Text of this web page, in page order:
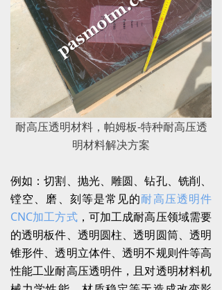
耐高压透明材料，帕姆板-特种耐高压透
明材料解决方案
例如：切割、抛光、雕圆、钻孔、铣削、
镗空、磨、刻等是常见的耐高压透明件
CNC加工方式，可加工成耐高压领域需要
的透明板件、透明圆柱、透明圆筒、透明
锥形件、透明立体件、透明不规则件等高
性能工业耐高压透明件，且对透明材料机